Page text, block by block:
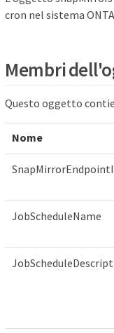
cron nel sistema
Membri
Questo oggetto
Nome
JobScheduleName